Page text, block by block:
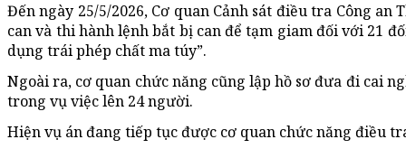
Đến ngày 25/5/2026, Cơ quan Cảnh sát điều tra Công
can và thi hành lệnh bắt bị can để tạm giam đối với 21
dụng trái phép chất ma túy”.
Ngoài ra, cơ quan chức năng cũng lập hồ sơ đưa đi cai
trong vụ việc lên 24 người.
Hiện vụ án đang tiếp tục được cơ quan chức năng điều